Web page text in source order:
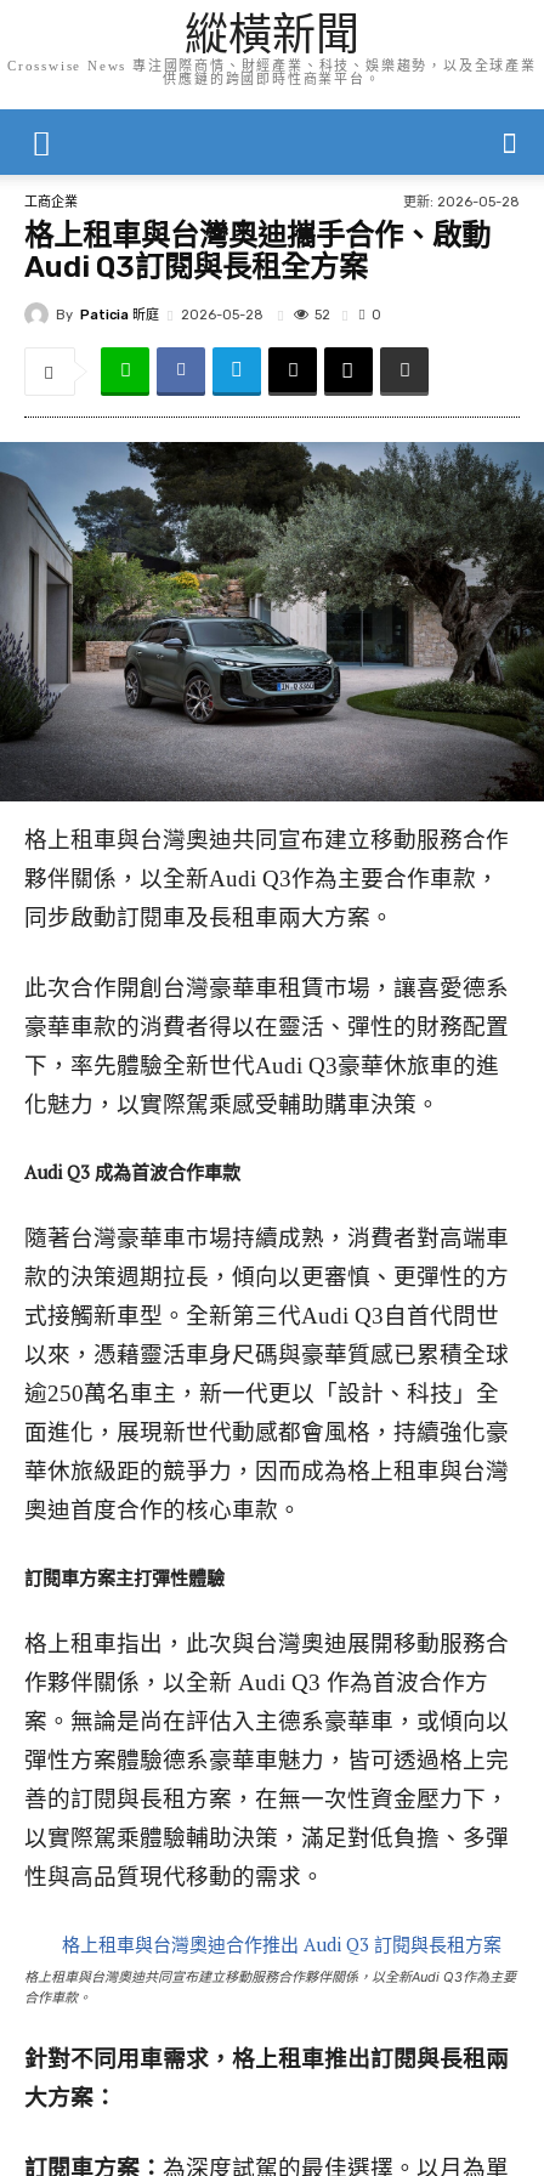
縱橫新聞
Crosswise News 專注國際商情、財經產業、科技、娛樂趨勢，以及全球產業
供應鏈的跨國即時性商業平台。
工商企業 更新: 2026-05-28
格上租車與台灣奧迪攜手合作、啟動
Audi Q3訂閱與長租全方案
By Paticia 昕庭 2026-05-28 52 0
格上租車與台灣奧迪共同宣布建立移動服務合作
夥伴關係，以全新Audi Q3作為主要合作車款，
同步啟動訂閱車及長租車兩大方案。
此次合作開創台灣豪華車租賃市場，讓喜愛德系
豪華車款的消費者得以在靈活、彈性的財務配置
下，率先體驗全新世代Audi Q3豪華休旅車的進
化魅力，以實際駕乘感受輔助購車決策。
Audi Q3 成為首波合作車款
隨著台灣豪華車市場持續成熟，消費者對高端車
款的決策週期拉長，傾向以更審慎、更彈性的方
式接觸新車型。全新第三代Audi Q3自首代問世
以來，憑藉靈活車身尺碼與豪華質感已累積全球
逾250萬名車主，新一代更以「設計、科技」全
面進化，展現新世代動感都會風格，持續強化豪
華休旅級距的競爭力，因而成為格上租車與台灣
奧迪首度合作的核心車款。
訂閱車方案主打彈性體驗
格上租車指出，此次與台灣奧迪展開移動服務合
作夥伴關係，以全新 Audi Q3 作為首波合作方
案。無論是尚在評估入主德系豪華車，或傾向以
彈性方案體驗德系豪華車魅力，皆可透過格上完
善的訂閱與長租方案，在無一次性資金壓力下，
以實際駕乘體驗輔助決策，滿足對低負擔、多彈
性與高品質現代移動的需求。
格上租車與台灣奧迪共同宣布建立移動服務合作夥伴關係，以全新Audi Q3作為主要
合作車款。
針對不同用車需求，格上租車推出訂閱與長租兩
大方案：
訂閱車方案： 為深度試駕的最佳選擇。以月為單